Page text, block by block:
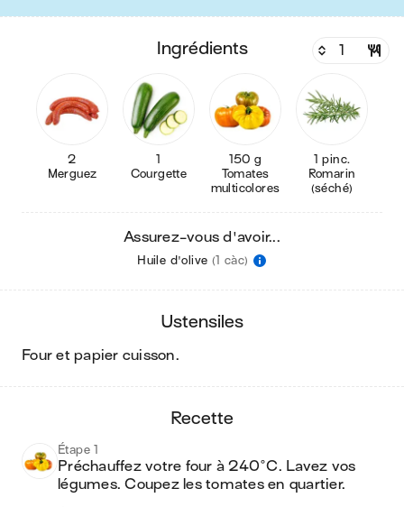
ingrédients
2
Merguez
1
Courgette
150 g
Tomates
multicolores
1 pinc.
Romarin
(séché)
Assurez-vous d'avoir...
Huile d'olive (1 càc)
ustensiles
four et papier cuisson.
recette
Étape 1
Préchauffez votre four à 240°C. Lavez vos
légumes. Coupez les tomates en quartier.